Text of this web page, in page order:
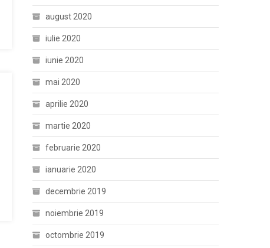
august 2020
iulie 2020
iunie 2020
mai 2020
aprilie 2020
martie 2020
februarie 2020
ianuarie 2020
decembrie 2019
noiembrie 2019
octombrie 2019